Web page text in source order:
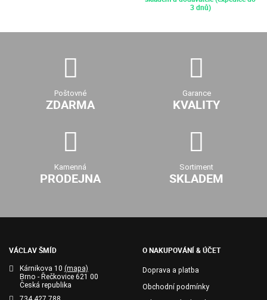
3 dnů)
Poštovné
ZDARMA
Garance
KVALITY
Kamenná
PRODEJNA
Sortiment
SKLADEM
VÁCLAV ŠMÍD
Kárnikova 10 (mapa)
Brno - Řečkovice 621 00
Česká republika
O NAKUPOVÁNÍ & ÚČET
Doprava a platba
Obchodní podmínky